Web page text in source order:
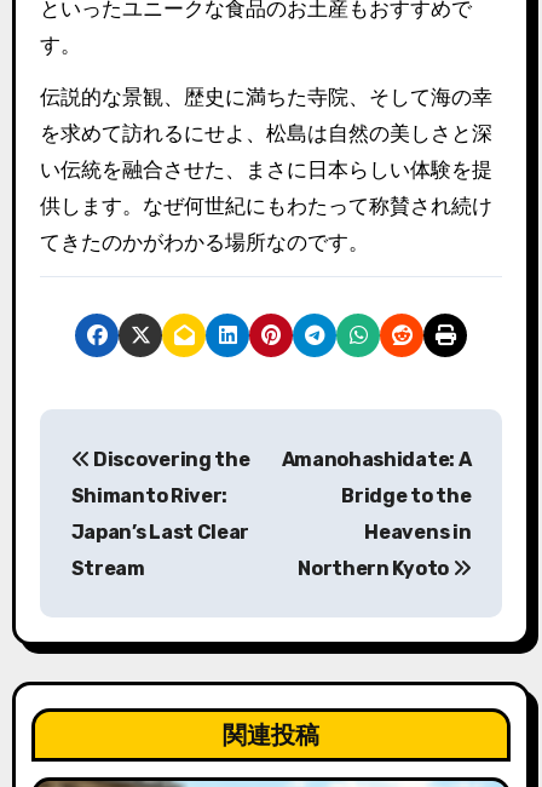
といったユニークな食品のお土産もおすすめで
す。
伝説的な景観、歴史に満ちた寺院、そして海の幸
を求めて訪れるにせよ、松島は自然の美しさと深
い伝統を融合させた、まさに日本らしい体験を提
供します。なぜ何世紀にもわたって称賛され続け
てきたのかがわかる場所なのです。
稿
ナ
ビ
ゲ
ー
シ
Discovering the
Shimanto River:
Japan’s Last Clear
Stream
Amanohashidate: A
Bridge to the
Heavens in
Northern Kyoto
関連投稿